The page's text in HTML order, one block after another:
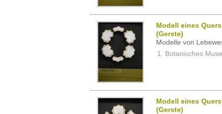
Modell eines
(Gerste)
Modelle von
Botanisches
Modell eines
(Gerste)